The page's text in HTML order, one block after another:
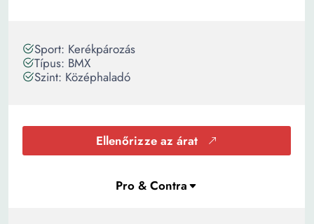
Sport: Kerékpározás
Típus: BMX
Szint: Középhaladó
Ellenőrizze az árat